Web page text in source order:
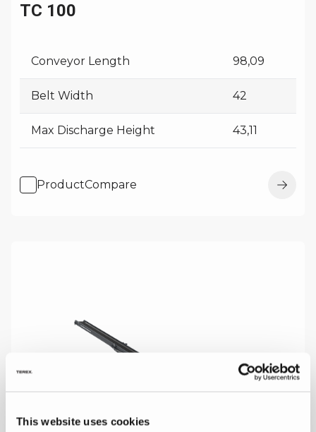
This website uses cookies
TC 100
Conveyor Length 98,09
Belt Width 42
Max Discharge Height 43,11
ProductCompare